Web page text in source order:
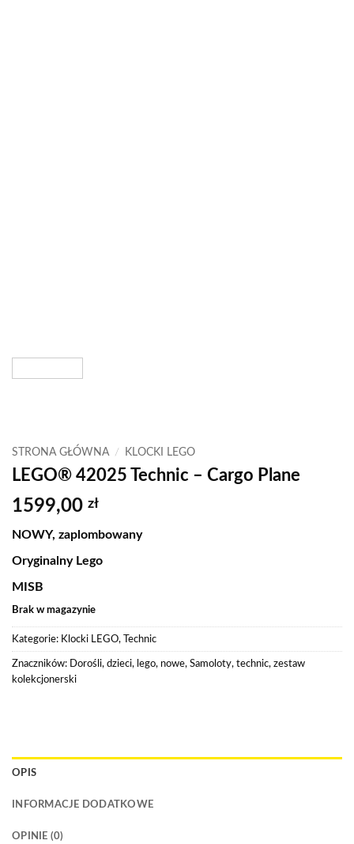
STRONA GŁÓWNA / KLOCKI LEGO
LEGO® 42025 Technic – Cargo Plane
1599,00 zł
NOWY, zaplombowany
Oryginalny Lego
MISB
Brak w magazynie
Kategorie: Klocki LEGO, Technic
Znaczników: Dorośli, dzieci, lego, nowe, Samoloty, technic, zestaw
kolekcjonerski
OPIS
INFORMACJE DODATKOWE
OPINIE (0)